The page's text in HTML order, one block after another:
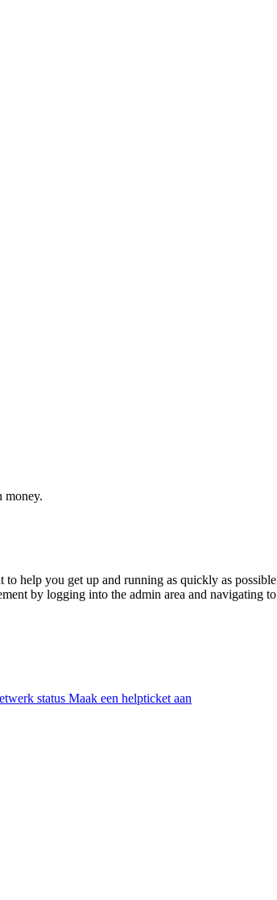
money.
help you get up and running as quickly as
by logging into the admin area and navigating
status Maak een helpticket aan